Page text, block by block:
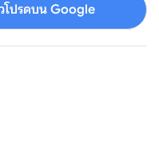
โปรดบน Google